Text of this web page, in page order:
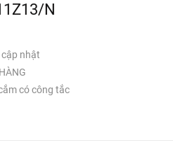
N
nhật
có công tắc